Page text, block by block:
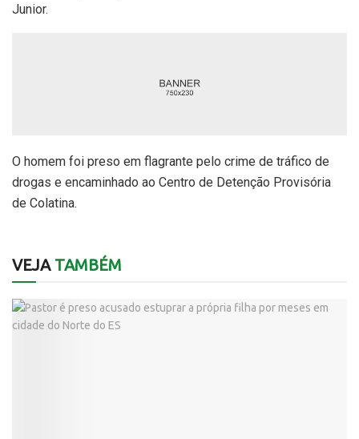
Junior.
O homem foi preso em flagrante pelo crime de tráfico de
drogas e encaminhado ao Centro de Detenção Provisória
de Colatina.
VEJATAMBÉM